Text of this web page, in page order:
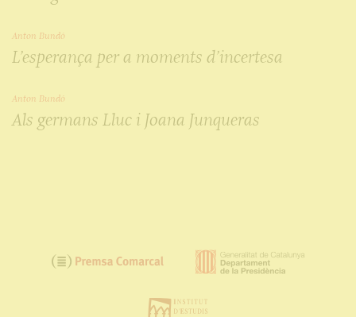
Anton Bundó
L’esperança per a moments d’incertesa
Anton Bundó
Als germans Lluc i Joana Junqueras